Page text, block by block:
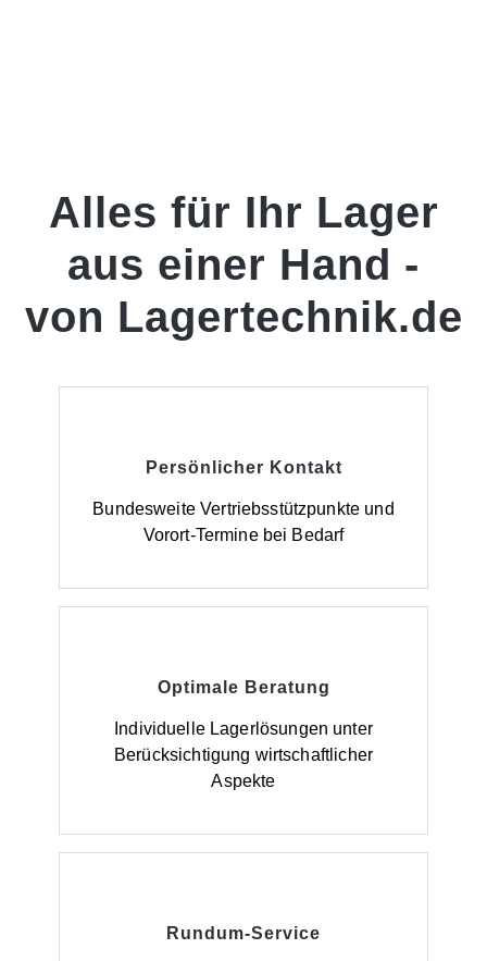
Alles für Ihr Lager
aus einer Hand -
von Lagertechnik.de
Persönlicher Kontakt
Bundesweite Vertriebsstützpunkte und
Vorort-Termine bei Bedarf
Optimale Beratung
Individuelle Lagerlösungen unter
Berücksichtigung wirtschaftlicher
Aspekte
Rundum-Service